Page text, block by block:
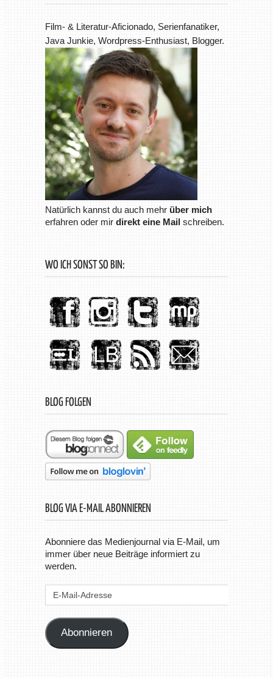
Film- & Literatur-Aficionado, Serienfanatiker,
Java Junkie, Wordpress-Enthusiast, Blogger.
Natürlich kannst du auch mehr über mich
erfahren oder mir direkt eine Mailschreiben.
WO ICH SONST SO BIN:
BLOG FOLGEN
BLOG VIA E-MAIL ABONNIEREN
Abonniere das Medienjournal via E-Mail, um
immer über neue Beiträge informiert zu
werden.
Abonnieren